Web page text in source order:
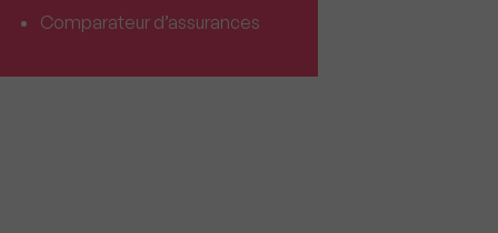
Comparateur d’assurances